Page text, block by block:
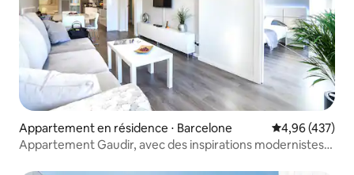
Appartement en résidence ⋅ Barcelone Évaluation
4,96 (437)
Appartement Gaudir, avec des inspirations modernistes.